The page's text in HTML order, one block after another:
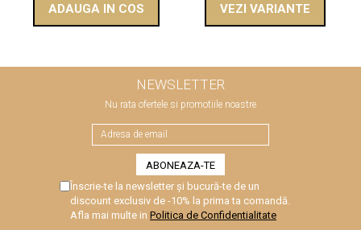
ADAUGA IN COS VEZI VARIANTE
NEWSLETTER
Nu rata ofertele si promotiile noastre
Înscrie-te la newsletter și bucură-te de un
discount exclusiv de -10% la prima ta comandă.
Afla mai multe in Politica de Confidentialitate